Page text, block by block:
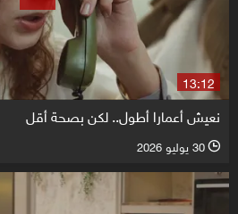
13:12
نعيش أعمارا أطول.. لكن بصحة أقل
l 30 يوليو 2026